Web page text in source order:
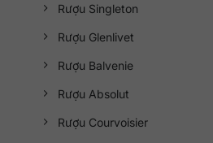
Rượu Singleton
Rượu Glenlivet
Rượu Balvenie
Rượu Absolut
Rượu Courvoisier